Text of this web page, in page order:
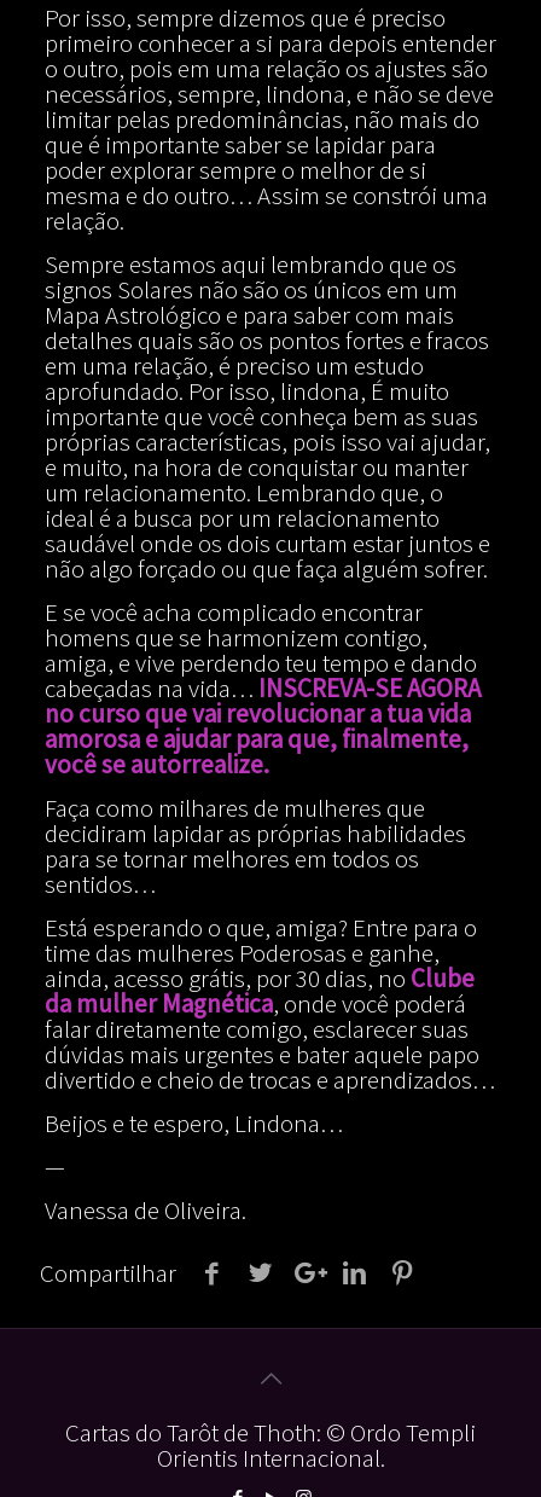
Por isso, sempre dizemos que é preciso
primeiro conhecer a si para depois entender
o outro, pois em uma relação os ajustes são
necessários, sempre, lindona, e não se deve
limitar pelas predominâncias, não mais do
que é importante saber se lapidar para
poder explorar sempre o melhor de si
mesma e do outro… Assim se constrói uma
relação.
Sempre estamos aqui lembrando que os
signos Solares não são os únicos em um
Mapa Astrológico e para saber com mais
detalhes quais são os pontos fortes e fracos
em uma relação, é preciso um estudo
aprofundado. Por isso, lindona, É muito
importante que você conheça bem as suas
próprias características, pois isso vai ajudar,
e muito, na hora de conquistar ou manter
um relacionamento. Lembrando que, o
ideal é a busca por um relacionamento
saudável onde os dois curtam estar juntos e
não algo forçado ou que faça alguém sofrer.
E se você acha complicado encontrar
homens que se harmonizem contigo,
amiga, e vive perdendo teu tempo e dando
cabeçadas na vida… INSCREVA-SE AGORA
no curso que vai revolucionar a tua vida
amorosa e ajudar para que, finalmente,
você se autorrealize.
Faça como milhares de mulheres que
decidiram lapidar as próprias habilidades
para se tornar melhores em todos os
sentidos…
Está esperando o que, amiga? Entre para o
time das mulheres Poderosas e ganhe,
ainda, acesso grátis, por 30 dias, no Clube
da mulher Magnética, onde você poderá
falar diretamente comigo, esclarecer suas
dúvidas mais urgentes e bater aquele papo
divertido e cheio de trocas e aprendizados…
Beijos e te espero, Lindona…
—
Vanessa de Oliveira.
Compartilhar
Cartas do Tarôt de Thoth: © Ordo Templi
Orientis Internacional.